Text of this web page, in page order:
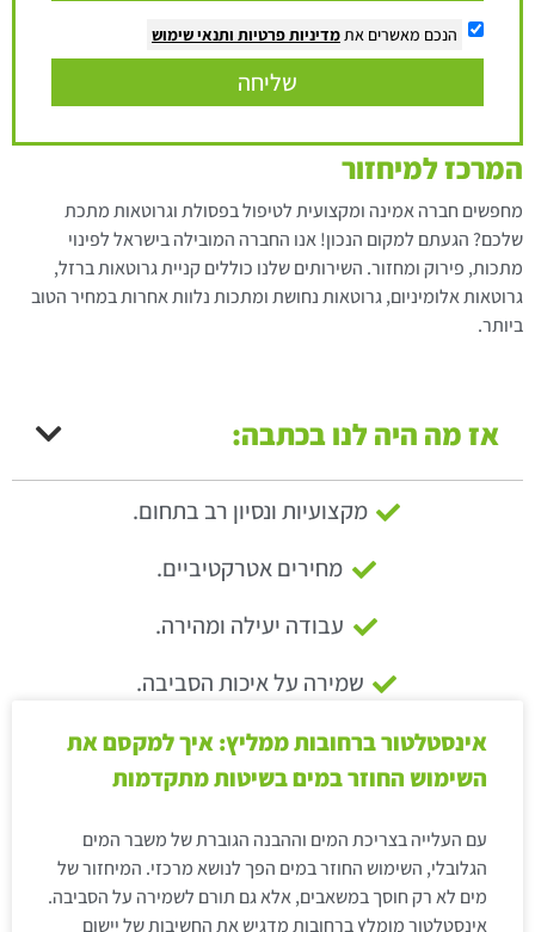
הנכם מאשרים אתמדיניות פרטיות ותנאי שימוש
שליחה
המרכז למיחזור
מחפשים חברה אמינה ומקצועית לטיפול בפסולת וגרוטאות מתכת
שלכם? הגעתם למקום הנכון! אנו החברה המובילה בישראל לפינוי
מתכות, פירוק ומחזור. השירותים שלנו כוללים קניית גרוטאות ברזל,
גרוטאות אלומיניום, גרוטאות נחושת ומתכות נלוות אחרות במחיר הטוב
ביותר.
אז מה היה לנו בכתבה:
מקצועיות ונסיון רב בתחום.
מחירים אטרקטיביים.
עבודה יעילה ומהירה.
שמירה על איכות הסביבה.
אינסטלטור ברחובות ממליץ: איך למקסם את
השימוש החוזר במים בשיטות מתקדמות
עם העלייה בצריכת המים וההבנה הגוברת של משבר המים
הגלובלי, השימוש החוזר במים הפך לנושא מרכזי. המיחזור של
מים לא רק חוסך במשאבים, אלא גם תורם לשמירה על הסביבה.
אינסטלטור מומלץ ברחובות מדגיש את החשיבות של יישום